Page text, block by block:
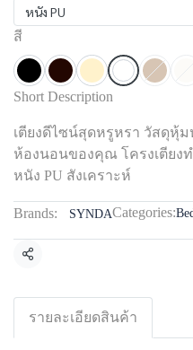
หนัง PU
สี
Short Description
เตียงดีไซน์สุดหรูหรา วัสดุหุ้
ห้องนอนของคุณ โครงเตียง
หนัง PU สังเคราะห์
Brands: SYNDACategories:
Share
รายละเอียดสินค้า